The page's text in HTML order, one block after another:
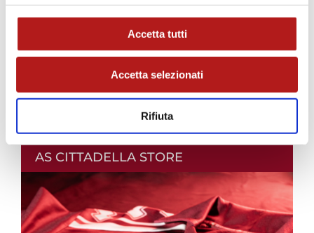
Accetta tutti
Accetta selezionati
Rifiuta
AS CITTADELLA STORE